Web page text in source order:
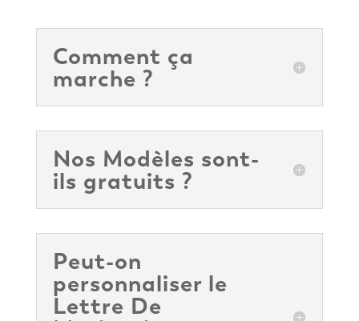
Comment ça
marche ?
Nos Modèles sont-
ils gratuits ?
Peut-on
personnaliser le
Lettre De